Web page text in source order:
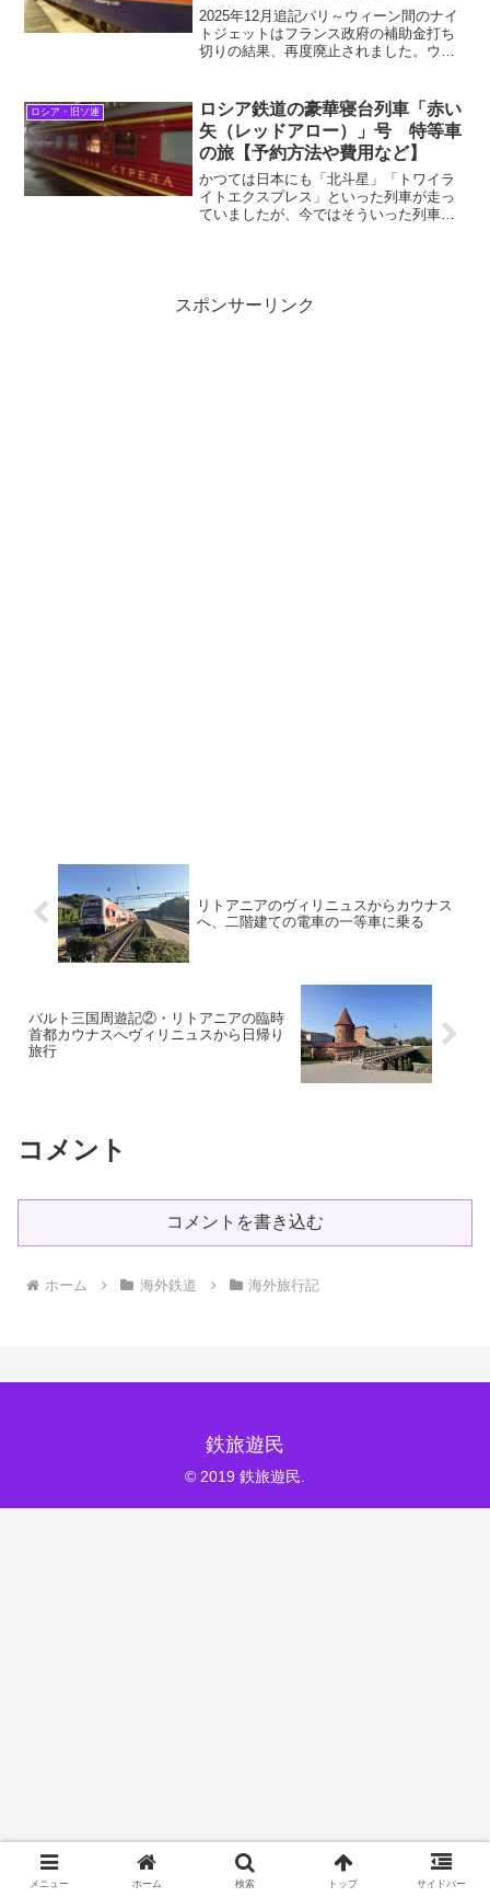
2025年12月追記パリ～ウィーン間のナイ
トジェットはフランス政府の補助金打ち
切りの結果、再度廃止されました。ウク
す…西欧の芸術の都パリと、中欧の芸術
の都ウィーン。行き...
ロシア・旧ソ連
ロシア鉄道の豪華寝台列車「赤い
矢（レッドアロー）」号 特等車
の旅【予約方法や費用など】
かつては日本にも「北斗星」「トワイラ
イトエクスプレス」といった列車が走っ
ていましたが、今ではそういった列車は
スポンサーリンク
リトアニアのヴィリニュスからカウナス
へ、二階建ての電車の一等車に乗る
バルト三国周遊記②・リトアニアの臨時
首都カウナスへヴィリニュスから日帰り
旅行
コメント
コメントを書き込む
ホーム 海外鉄道 海外旅行記
鉄旅遊民
© 2019 鉄旅遊民.
メニュー ホーム 検索 トップ サイドバー